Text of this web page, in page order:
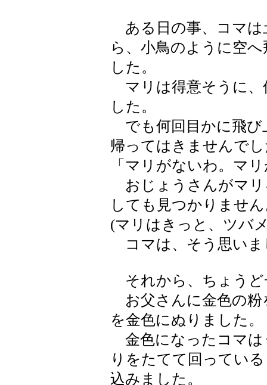
ある日の事、コマは
ら、小鳥のように空
した。
マリは得意そうに、
した。
でも何回目かに飛び
帰ってはきませんで
「マリがないわ。マ
おじょうさんがマリ
しても見つかりませ
(マリはきっと、ツバ
コマは、そう思いま
それから、ちょうど
お父さんに金色の粉
を金色にぬりました。
金色になったコマは
りをたてて回ってい
込みました。